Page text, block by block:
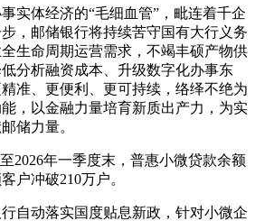
体经济的“毛细血管”，毗连着千企
，邮储银行将持续苦守国有大行义务
生命周期运营需求，不竭丰硕产物供
分析融资成本、升级数字化办事东
准、更便利、更可持续，络绎不绝为
，以金融力量培育新质出产力，为实
储力量。
年一季度末，普惠小微贷款余额
户冲破210万户。
动落实国度贴息新政，针对小微企